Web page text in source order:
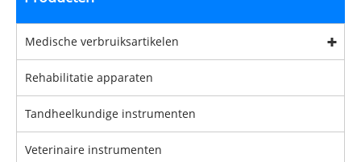
Medische verbruiksartikelen
Rehabilitatie apparaten
Tandheelkundige instrumenten
Veterinaire instrumenten